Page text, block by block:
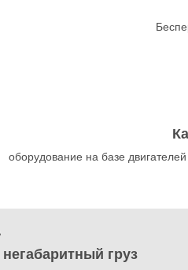
оборудование на базе
груз